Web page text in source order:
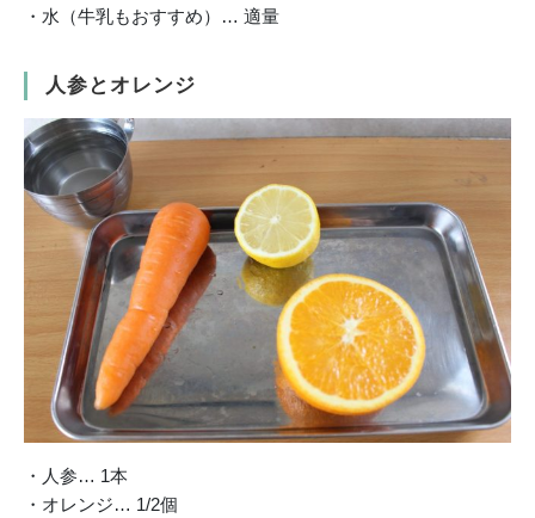
・水（牛乳もおすすめ）… 適量
人参とオレンジ
・人参… 1本
・オレンジ… 1/2個